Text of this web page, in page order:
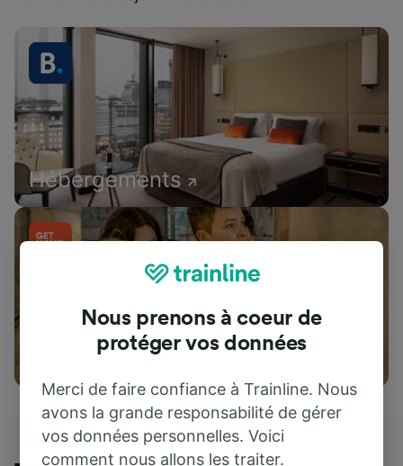
Hébergements
Attractions
Nous prenons à coeur de
protéger vos données
Merci de faire confiance à Trainline. Nous
avons la grande responsabilité de gérer
vos données personnelles. Voici
comment nous allons les traiter.